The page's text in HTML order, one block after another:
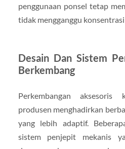
penggunaan ponsel tetap
tidak mengganggu
Desain Dan Sistem
Berkembang
Perkembangan aksesoris
produsen menghadirkan
yang lebih adaptif.
sistem penjepit mekanis